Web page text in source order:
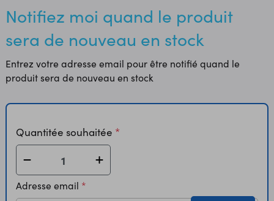
de réponse: 5 s Sortie analogique presque linéaire
Température de service: -40°C à +85°C Dimensions: 19 x
7,6 mm Référence fabricant: SEN-09569 Photos CC BY-
Notifiez moi quand le produit
sera de nouveau en stock
Entrez votre adresse email pour être notifié quand le
produit sera de nouveau en stock
Quantitée souhaitée
Adresse email